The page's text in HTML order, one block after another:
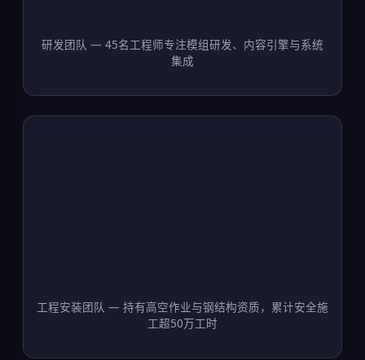
研发团队 — 45名工程师专注模组研发、内容引擎与系统
集成
工程安装团队 — 持有高空作业与钢结构资质，累计安全施
工超50万工时